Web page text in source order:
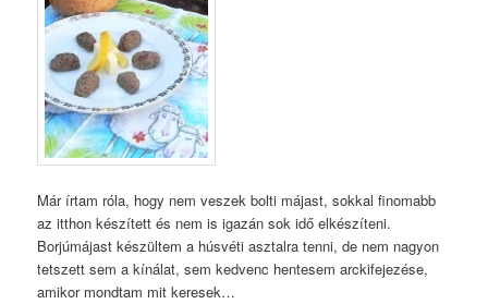
Már írtam róla, hogy nem veszek bolti májast, sokkal finomabb
az itthon készített és nem is igazán sok idő elkészíteni.
Borjúmájast készültem a húsvéti asztalra tenni, de nem nagyon
tetszett sem a kínálat, sem kedvenc hentesem arckifejezése,
amikor mondtam mit keresek…